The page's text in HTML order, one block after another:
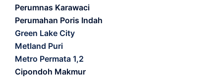
Perumnas Karawaci
Perumahan Poris Indah
Green Lake City
Metland Puri
Metro Permata 1,2
Cipondoh Makmur